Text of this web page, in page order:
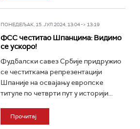
ПОНЕДЕЉАК, 15. ЈУЛ 2024, 13:04 -> 13:19
ФСС честитао Шпанцима: Видимо
се ускоро!
Фудбалски савез Србије придружио
се честиткама репрезентацији
Шпаније на освајању европске
титуле по четврти пут у историји...
Прочитај